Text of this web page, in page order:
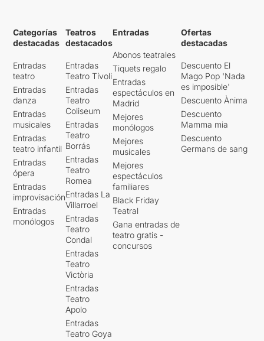
Categorías
destacadas
Entradas
teatro
Entradas
danza
Entradas
musicales
Entradas
teatro infantil
Entradas
ópera
Entradas
improvisación
Entradas
monólogos
Teatros
destacados
Entradas
Teatro Tívoli
Entradas
Teatro
Coliseum
Entradas
Teatro
Borrás
Entradas
Teatro
Romea
Entradas La
Villarroel
Entradas
Teatro
Condal
Entradas
Teatro
Victòria
Entradas
Teatro
Apolo
Entradas
Teatro Goya
Entradas
Abonos teatrales
Tiquets regalo
Entradas
espectáculos en
Madrid
Mejores
monólogos
Mejores
musicales
Mejores
espectáculos
familiares
Black Friday
Teatral
Gana entradas de
teatro gratis -
concursos
Ofertas
destacadas
Descuento El
Mago Pop 'Nada
es imposible'
Descuento Ànima
Descuento
Mamma mia
Descuento
Germans de sang